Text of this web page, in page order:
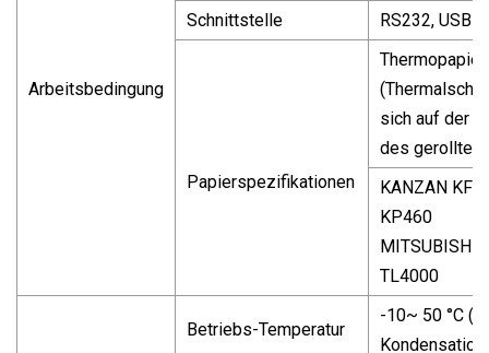
Arbeitsbedingung
Schnittstelle
RS232, USB
Papierspezifikationen
Thermopapier
sich auf der
des gerollten
KANZAN
KP460
TL4000
Betriebs-Temperatur
-10~ 50 °C
Kondensation)